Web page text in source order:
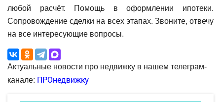
любой расчёт. Помощь в оформлении ипотеки.
Сопровождение сделки на всех этапах. Звоните, отвечу
на все интересующие вопросы.
Актуальные новости про недвижку в нашем телеграм-
канале: ПРОнедвижку